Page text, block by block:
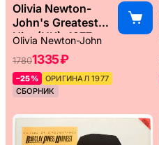
Olivia Newton-
John's Greatest
Hits (UK), 1977
Olivia Newton-John
17801335 ₽
–25%
ОРИГИНАЛ 1977
СБОРНИК